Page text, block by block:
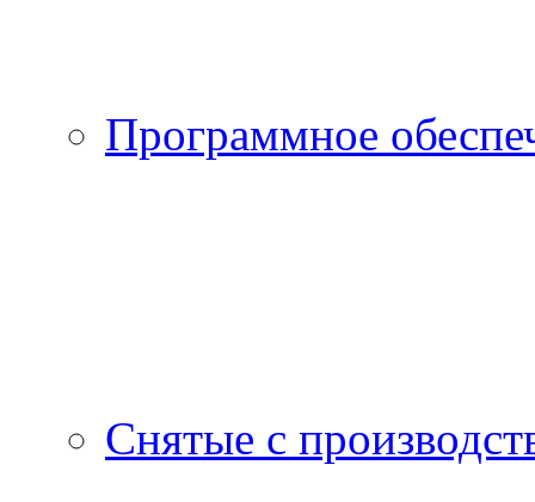
Программное
Снятые с